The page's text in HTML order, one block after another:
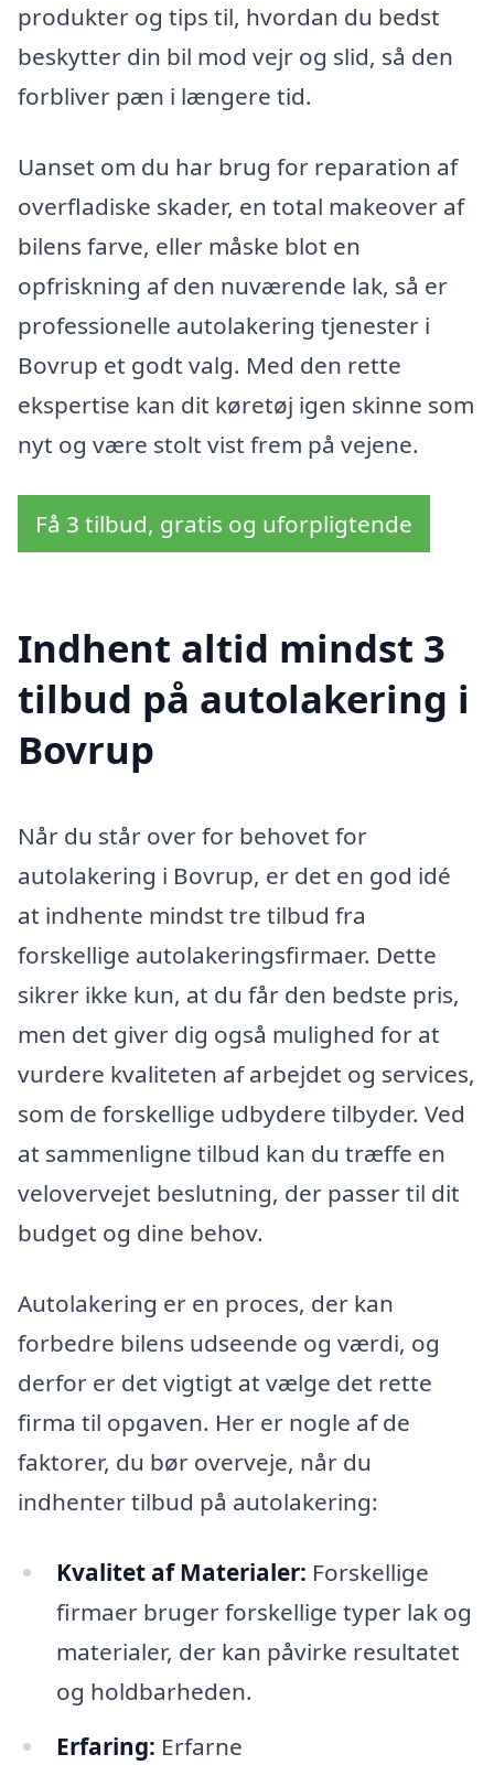
produkter og tips til, hvordan du bedst
beskytter din bil mod vejr og slid, så den
forbliver pæn i længere tid.
Uanset om du har brug for reparation af
overfladiske skader, en total makeover af
bilens farve, eller måske blot en
opfriskning af den nuværende lak, så er
professionelle autolakering tjenester i
Bovrup et godt valg. Med den rette
ekspertise kan dit køretøj igen skinne som
nyt og være stolt vist frem på vejene.
Få 3 tilbud, gratis og uforpligtende
Indhent altid mindst 3
tilbud på autolakering i
Bovrup
Når du står over for behovet for
autolakering i Bovrup, er det en god idé
at indhente mindst tre tilbud fra
forskellige autolakeringsfirmaer. Dette
sikrer ikke kun, at du får den bedste pris,
men det giver dig også mulighed for at
vurdere kvaliteten af arbejdet og services,
som de forskellige udbydere tilbyder. Ved
at sammenligne tilbud kan du træffe en
velovervejet beslutning, der passer til dit
budget og dine behov.
Autolakering er en proces, der kan
forbedre bilens udseende og værdi, og
derfor er det vigtigt at vælge det rette
firma til opgaven. Her er nogle af de
faktorer, du bør overveje, når du
indhenter tilbud på autolakering:
Kvalitet af Materialer: Forskellige
firmaer bruger forskellige typer lak og
materialer, der kan påvirke resultatet
og holdbarheden.
Erfaring: Erfarne